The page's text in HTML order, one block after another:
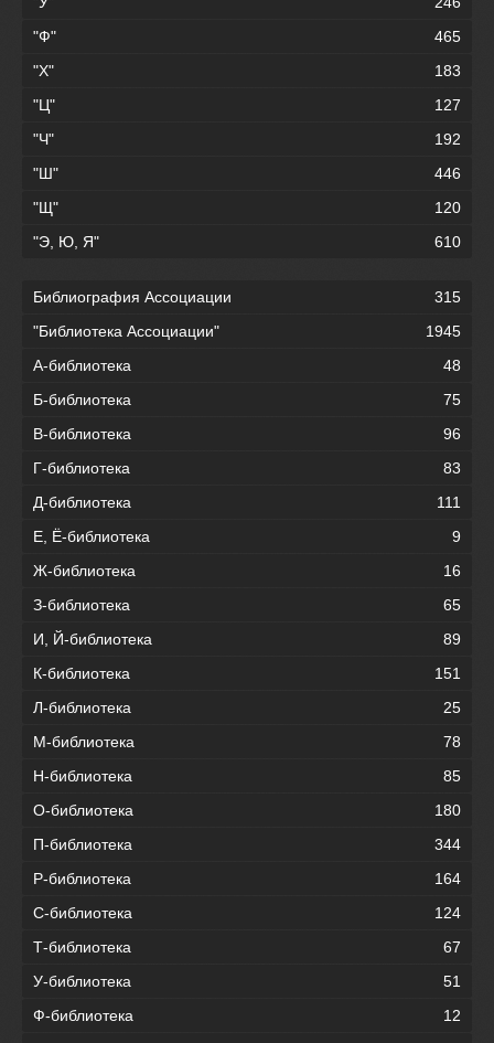
"Ф"
465
"Х"
183
"Ц"
127
"Ч"
192
"Ш"
446
"Щ"
120
"Э, Ю, Я"
610
Библиография Ассоциации
315
"Библиотека Ассоциации"
1945
А-библиотека
48
Б-библиотека
75
В-библиотека
96
Г-библиотека
83
Д-библиотека
111
Е, Ё-библиотека
9
Ж-библиотека
16
З-библиотека
65
И, Й-библиотека
89
К-библиотека
151
Л-библиотека
25
М-библиотека
78
Н-библиотека
85
О-библиотека
180
П-библиотека
344
Р-библиотека
164
С-библиотека
124
Т-библиотека
67
У-библиотека
51
Ф-библиотека
12